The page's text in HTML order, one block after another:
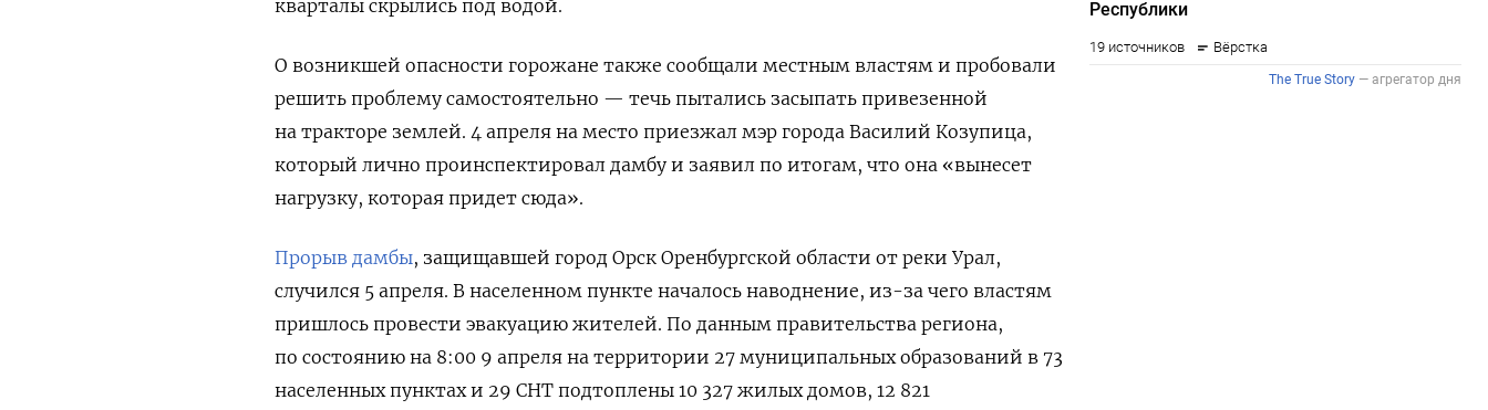
кварталы скрылись под водой.
О возникшей опасности горожане также сообщали местным властям и пробовали
решить проблему самостоятельно — течь пытались засыпать привезенной
на тракторе землей. 4 апреля на место приезжал мэр города Василий Козупица,
который лично проинспектировал дамбу и заявил по итогам, что она «вынесет
нагрузку, которая придет сюда».
Прорыв дамбы, защищавшей город Орск Оренбургской области от реки Урал,
случился 5 апреля. В населенном пункте началось наводнение, из-за чего властям
пришлось провести эвакуацию жителей. По данным правительства региона,
по состоянию на 8:00 9 апреля на территории 27 муниципальных образований в 73
населенных пунктах и 29 СНТ подтоплены 10 327 жилых домов, 12 821